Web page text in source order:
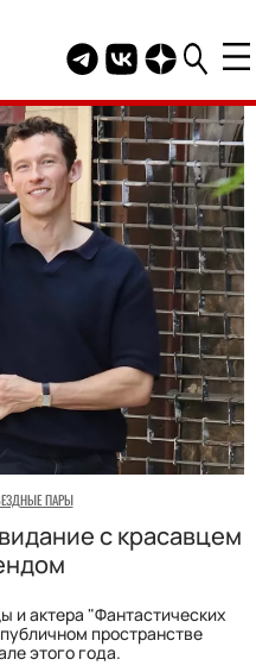
Telegram канал
Группа HELLO
Канал
ПАРЫ
с красавцем
и актера "Фантастических
пространстве
этого года.